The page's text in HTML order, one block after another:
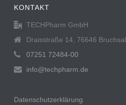
KONTAKT
TECHPharm GmbH
Draisstraße 14, 76646 Bruchsal
07251 72484-00
info@techpharm.de
Datenschutzerklärung